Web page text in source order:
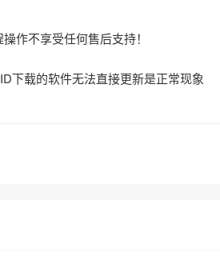
作不享受任何售后支持！
下载的软件无法直接更新是正常现象